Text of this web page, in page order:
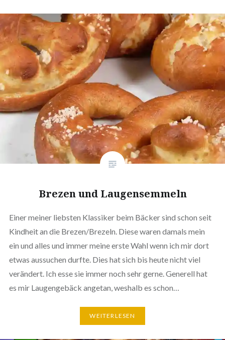
Brezen und Laugensemmeln
Einer meiner liebsten Klassiker beim Bäcker sind schon seit
Kindheit an die Brezen/Brezeln. Diese waren damals mein
ein und alles und immer meine erste Wahl wenn ich mir dort
etwas aussuchen durfte. Dies hat sich bis heute nicht viel
verändert. Ich esse sie immer noch sehr gerne. Generell hat
es mir Lau­gen­ge­bäck angetan, weshalb es schon…
WEI­TER­LE­SEN